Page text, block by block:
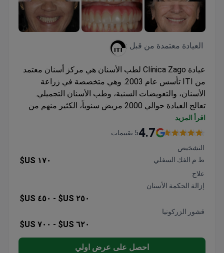
العيادة معتمدة من قبل :
عيادة Clínica Zago لطب الأسنان هي مركز أسنان معتمد
من ITI تأسس عام 2003. وهي متخصصة في زراعة
الأسنان، والتعويضات السنية، وطب الأسنان التجميلي.
تعالج العيادة حوالي 2000 مريض سنوياً، الكثير منهم من
الخارج.
يقودها متخصصون معتمدون وهم أيضاً أساتذة جامعيون.
تقدم رعاية منسقة للمرضى من أمريكا اللاتينية وأوروبا
والولايات المتحدة وكندا وأستراليا.
تعالج البالغين والأطفال في مجالات تقويم الأسنان،
وعلاج اللثة، وجراحة الفم، وتجميل الابتسامة.
اقرأ المزيد
4.75 تقييمات
التشخيص
ط م الفك السفلي
١٧٠ US$
علاج
إزالة الحكمة الأسنان
٢٥٠ US$ - ٤٥٠ US$
قشور الزركونيا
٦٢٠ US$ - ٧٠٠ US$
احصل على عرض اولي